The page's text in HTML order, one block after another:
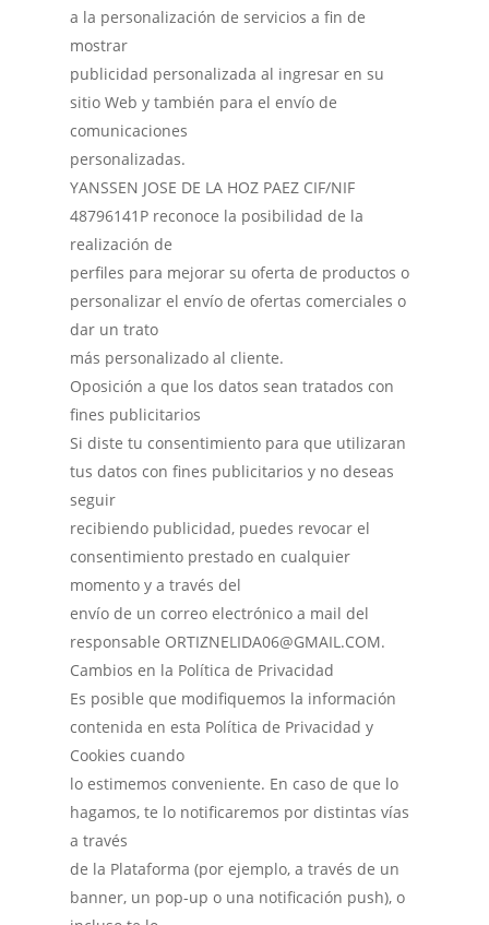
a la personalización de servicios a fin de
mostrar
publicidad personalizada al ingresar en su
sitio Web y también para el envío de
comunicaciones
personalizadas.
YANSSEN JOSE DE LA HOZ PAEZ CIF/NIF
48796141P reconoce la posibilidad de la
realización de
perfiles para mejorar su oferta de productos o
personalizar el envío de ofertas comerciales o
dar un trato
más personalizado al cliente.
Oposición a que los datos sean tratados con
fines publicitarios
Si diste tu consentimiento para que utilizaran
tus datos con fines publicitarios y no deseas
seguir
recibiendo publicidad, puedes revocar el
consentimiento prestado en cualquier
momento y a través del
envío de un correo electrónico a mail del
responsable ORTIZNELIDA06@GMAIL.COM.
Cambios en la Política de Privacidad
Es posible que modifiquemos la información
contenida en esta Política de Privacidad y
Cookies cuando
lo estimemos conveniente. En caso de que lo
hagamos, te lo notificaremos por distintas vías
a través
de la Plataforma (por ejemplo, a través de un
banner, un pop-up o una notificación push), o